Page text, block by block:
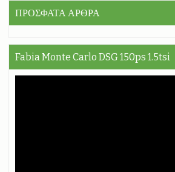
ΠΡΟΣΦΑΤΑ ΑΡΘΡΑ
Fabia Monte Carlo DSG 150ps 1.5tsi